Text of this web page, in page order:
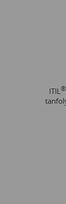
ITIL®